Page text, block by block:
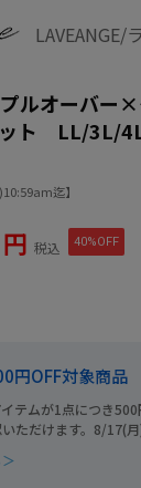
LAVEANGE/
プルオーバー
ット LL/3L/
迄】
税込 40%OFF
円OFF対象商品
テムが1点につき
ただけます。8/17(